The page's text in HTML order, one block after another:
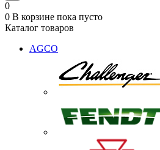
0
0 В корзине пока пусто
Каталог товаров
AGCO